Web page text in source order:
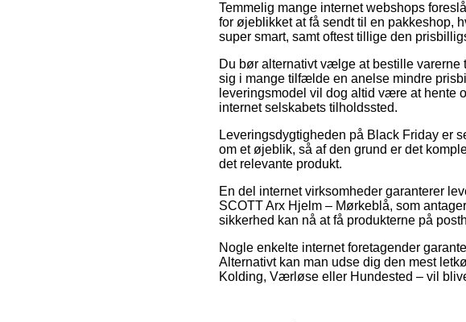
Temmelig mange internet webshops
for øjeblikket at få sendt til en pakkeshop,
super smart, samt oftest tillige den
Du bør alternativt vælge at bestille
sig i mange tilfælde en anelse mindre
leveringsmodel vil dog altid være at hente
internet selskabets tilholdssted.
Leveringsdygtigheden på Black Friday er
om et øjeblik, så af den grund er det
det relevante produkt.
En del internet virksomheder garanterer
SCOTT Arx Hjelm – Mørkeblå, som
sikkerhed kan nå at få produkterne på
Nogle enkelte internet foretagender
Alternativt kan man udse dig den mest
Kolding, Værløse eller Hundested – vil